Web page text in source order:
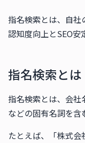
指名検索とは、自社
認知度向上とSEO安
指名検索とは
指名検索とは、会
などの固有名詞を含
たとえば、「株式